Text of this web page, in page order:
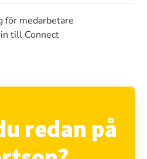
för medarbetare
till Connect
redan på